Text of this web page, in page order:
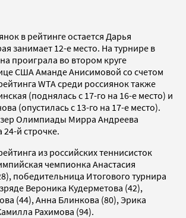
в рейтинге остается Дарья
занимает 12-е место. На турнире в
проиграла во втором круге
США Аманде Анисимовой со счетом
WTA среди россиянок также
(поднялась с 17-го на 16-е место) и
(опустилась с 13-го на 17-е место).
Олимпиады Мирра Андреева
24-й строчке.
из российских теннисисток
чемпионка Анастасия
победительница Итогового турнира
Вероника Кудерметова (42),
(44), Анна Блинкова (80), Эрика
Рахимова (94).